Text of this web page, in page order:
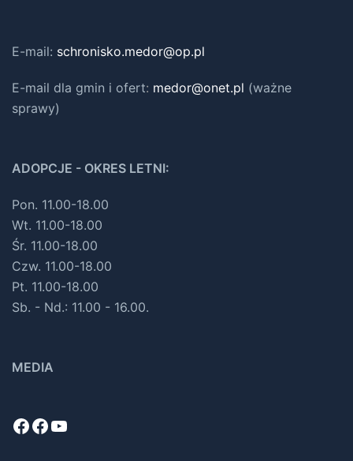
E-mail: schronisko.medor@op.pl
E-mail dla gmin i ofert: medor@onet.pl (ważne
sprawy)
ADOPCJE - OKRES LETNI:
Pon. 11.00-18.00
Wt. 11.00-18.00
Śr. 11.00-18.00
Czw. 11.00-18.00
Pt. 11.00-18.00
Sb. - Nd.: 11.00 - 16.00.
MEDIA
Facebook
Facebook
YouTube